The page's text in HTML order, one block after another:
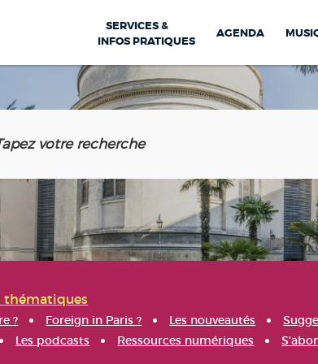
SERVICES &
INFOS PRATIQUES
AGENDA
thématiques
? Foreign in Paris ? Les nouveautés
Les podcasts Ressources numériques